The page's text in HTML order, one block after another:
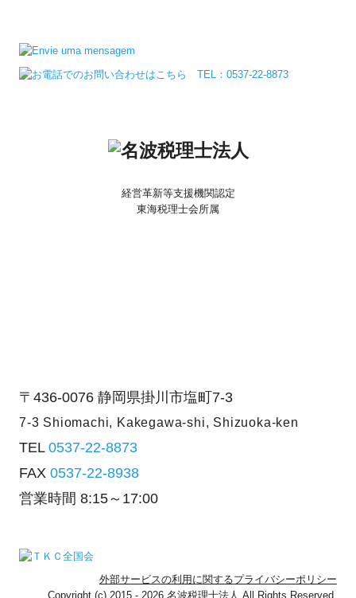
経営革新等支援機関認定
東海税理士会所属
〒436-0076静岡県掛川市塩町7-3
7-3 Shiomachi, Kakegawa-shi, Shizuoka-ken
TEL0537-22-8873
FAX0537-22-8938
営業時間 8:15～17:00
外部サービスの利用に関するプライバシーポリシー
Copyright (c) 2015 - 2026 名波税理士法人 All Rights Reserved.